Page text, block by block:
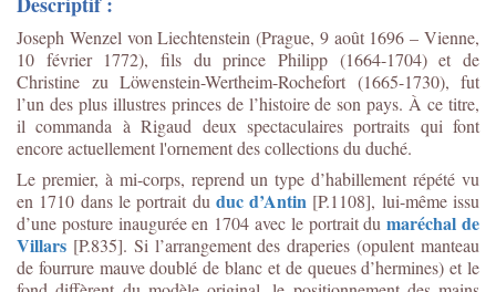
Joseph Wenzel von Liechtenstein (Prague, 9 août 1696 – Vienne,
10 février 1772), fils du prince Philipp (1664-1704) et de
Christine zu Löwenstein-Wertheim-Rochefort (1665-1730), fut
l’un des plus illustres princes de l’histoire de son pays. À ce titre,
il commanda à Rigaud deux spectaculaires portraits qui font
encore actuellement l'ornement des collections du duché.
Le premier, à mi-corps, reprend un type d’habillement répété vu
en 1710 dans le portrait du duc d’Antin [P.1108], lui-même issu
d’une posture inaugurée en 1704 avec le portrait dumaréchal de
Villars [P.835]. Si l’arrangement des draperies (opulent manteau
de fourrure mauve doublé de blanc et de queues d’hermines) et le